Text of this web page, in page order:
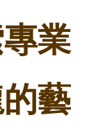
業
藝